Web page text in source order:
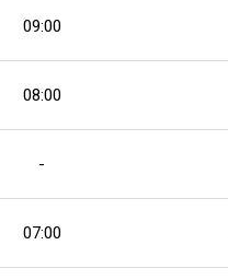
09:00
08:00
-
07:00